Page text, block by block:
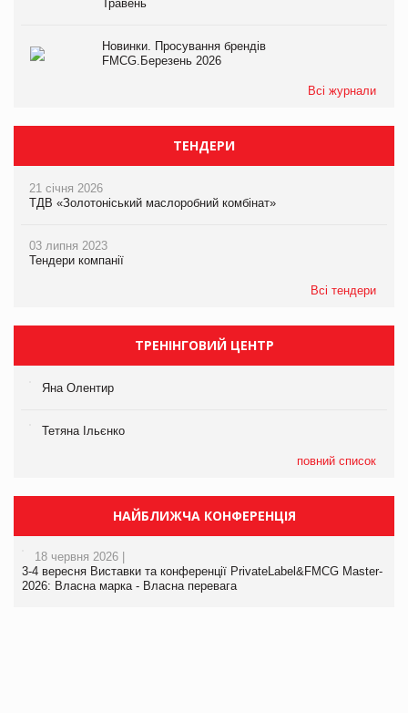
Травень
Новинки. Просування брендів
FMCG.Березень 2026
Всі журнали
ТЕНДЕРИ
21 січня 2026
ТДВ «Золотоніський маслоробний комбінат»
03 липня 2023
Тендери компанії
Всі тендери
ТРЕНІНГОВИЙ ЦЕНТР
Яна Олентир
Тетяна Ільєнко
повний список
НАЙБЛИЖЧА КОНФЕРЕНЦІЯ
18 червня 2026 |
3-4 вересня Виставки та конференції PrivateLabel&FMCG Master-
2026: Власна марка - Власна перевага